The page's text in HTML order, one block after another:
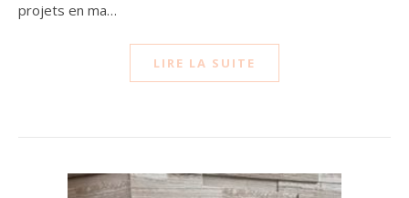
projets en ma…
LIRE LA SUITE